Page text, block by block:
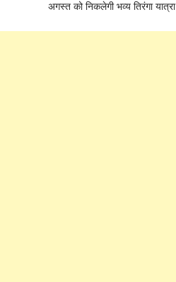
अगस्त को निकलेगी भव्य तिरंगा यात्रा